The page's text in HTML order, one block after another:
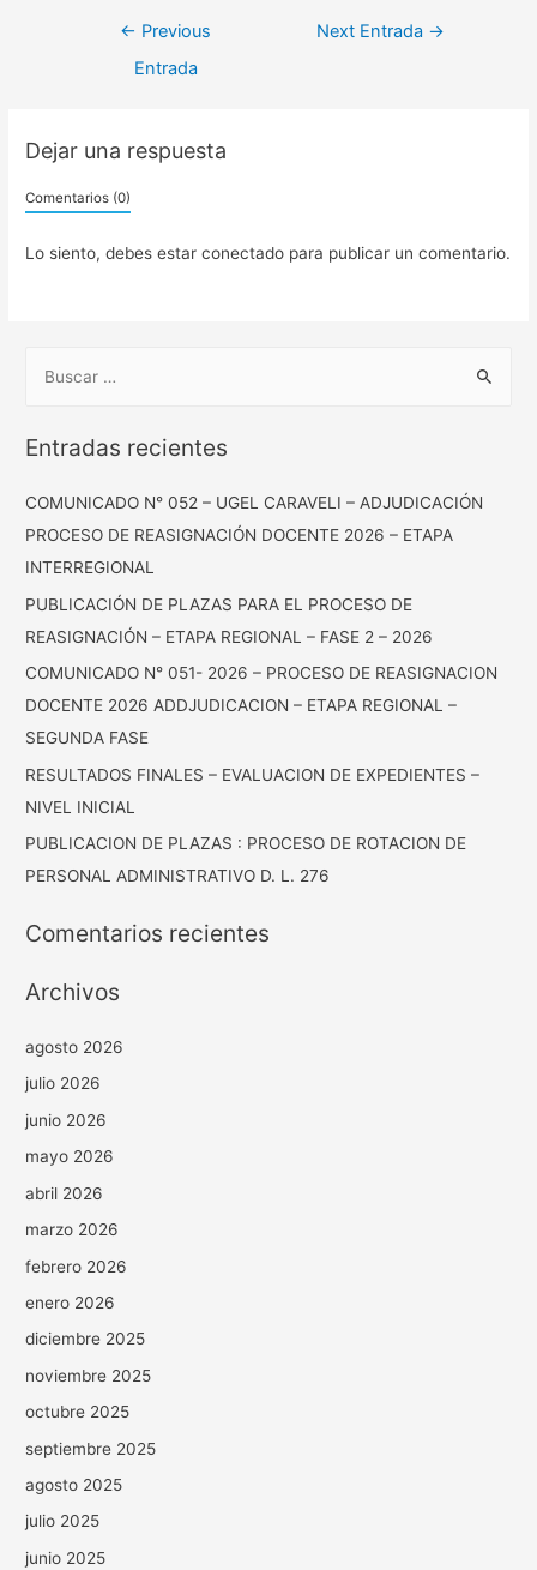
← Previous
Entrada
Next Entrada →
Dejar una respuesta
Comentarios (0)
Lo siento, debes estarconectado para publicar un comentario.
Entradas recientes
COMUNICADO N° 052 – UGEL CARAVELI – ADJUDICACIÓN
PROCESO DE REASIGNACIÓN DOCENTE 2026 – ETAPA
INTERREGIONAL
PUBLICACIÓN DE PLAZAS PARA EL PROCESO DE
REASIGNACIÓN – ETAPA REGIONAL – FASE 2 – 2026
COMUNICADO N° 051- 2026 – PROCESO DE REASIGNACION
DOCENTE 2026 ADDJUDICACION – ETAPA REGIONAL –
SEGUNDA FASE
RESULTADOS FINALES – EVALUACION DE EXPEDIENTES –
NIVEL INICIAL
PUBLICACION DE PLAZAS : PROCESO DE ROTACION DE
PERSONAL ADMINISTRATIVO D. L. 276
Comentarios recientes
Archivos
agosto 2026
julio 2026
junio 2026
mayo 2026
abril 2026
marzo 2026
febrero 2026
enero 2026
diciembre 2025
noviembre 2025
octubre 2025
septiembre 2025
agosto 2025
julio 2025
junio 2025